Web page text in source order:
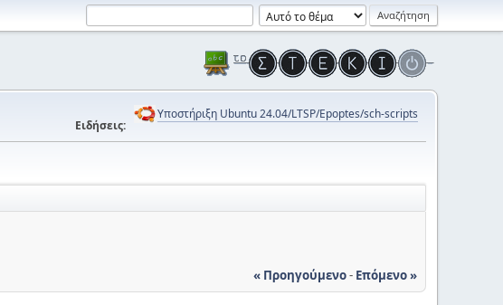
Ειδήσεις:
Υποστήριξη Ubuntu 24.04/LTSP/Epoptes/sch-scripts
« Προηγούμενο- Επόμενο »